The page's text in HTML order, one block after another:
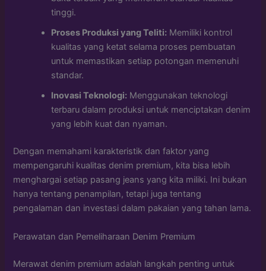
tinggi.
Proses Produksi yang Teliti: Memiliki kontrol
kualitas yang ketat selama proses pembuatan
untuk memastikan setiap potongan memenuhi
standar.
Inovasi Teknologi: Menggunakan teknologi
terbaru dalam produksi untuk menciptakan denim
yang lebih kuat dan nyaman.
Dengan memahami karakteristik dan faktor yang
mempengaruhi kualitas denim premium, kita bisa lebih
menghargai setiap pasang jeans yang kita miliki. Ini bukan
hanya tentang penampilan, tetapi juga tentang
pengalaman dan investasi dalam pakaian yang tahan lama.
Perawatan dan Pemeliharaan Denim Premium
Merawat denim premium adalah langkah penting untuk